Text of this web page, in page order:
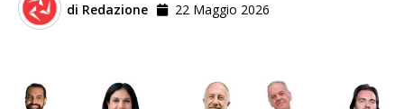
di Redazione 22 Maggio 2026